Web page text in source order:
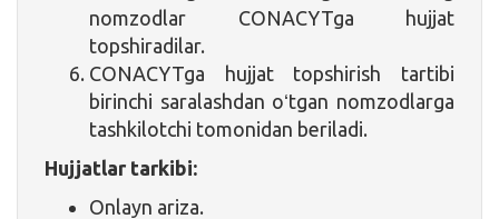
nomzodlar CONACYTga hujjat
topshiradilar.
CONACYTga hujjat topshirish tartibi
birinchi saralashdan oʻtgan nomzodlarga
tashkilotchi tomonidan beriladi.
Hujjatlar tarkibi:
Onlayn ariza.